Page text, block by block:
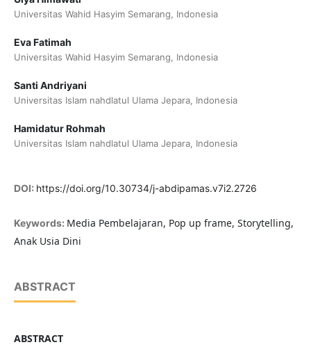
Universitas Wahid Hasyim Semarang, Indonesia
Eva Fatimah
Universitas Wahid Hasyim Semarang, Indonesia
Santi Andriyani
Universitas Islam nahdlatul Ulama Jepara, Indonesia
Hamidatur Rohmah
Universitas Islam nahdlatul Ulama Jepara, Indonesia
DOI: https://doi.org/10.30734/j-abdipamas.v7i2.2726
Keywords: Media Pembelajaran, Pop up frame, Storytelling,
Anak Usia Dini
ABSTRACT
ABSTRACT